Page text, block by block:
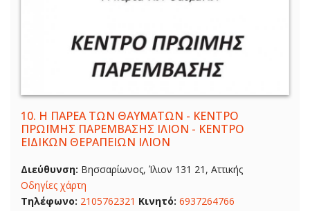
10. Η ΠΑΡΕΑ ΤΩΝ ΘΑΥΜΑΤΩΝ - ΚΕΝΤΡΟ
ΠΡΩΪΜΗΣ ΠΑΡΕΜΒΑΣΗΣ ΙΛΙΟΝ - ΚΕΝΤΡΟ
ΕΙΔΙΚΩΝ ΘΕΡΑΠΕΙΩΝ ΙΛΙΟΝ
Διεύθυνση: Βησσαρίωνος, Ίλιον 131 21, Αττικής
Οδηγίες χάρτη
Τηλέφωνο: 2105762321 Κινητό: 6937264766